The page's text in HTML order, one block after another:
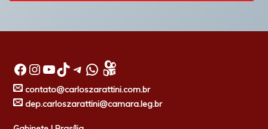
Facebook InstagramYoutube TikTok Telegram WhatsApp
contato@carloszarattini.com.br
dep.carloszarattini@camara.leg.br